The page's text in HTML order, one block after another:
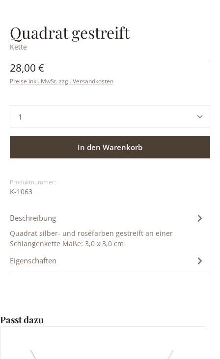
Quadrat gestreift
Kette
Regulärer Preis:
28,00 €
Preise inkl. MwSt. zzgl. Versandkosten
Produkt Anzahl: Gib den gewünschten Wert ein
In den Warenkorb
Produktnummer:
K-1063
Beschreibung
Quadrat silber- und roséfarben gestreift an einer
Schlangenkette Maße: 3,0 x 3,0 cm
Eigenschaften
Produktgalerie überspringen
Passt dazu